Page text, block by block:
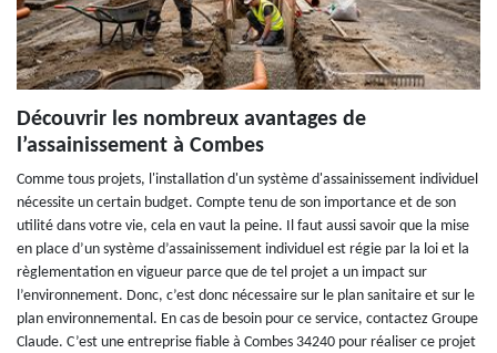
Découvrir les nombreux avantages de
l’assainissement à Combes
Comme tous projets, l'installation d'un système d'assainissement individuel
nécessite un certain budget. Compte tenu de son importance et de son
utilité dans votre vie, cela en vaut la peine. Il faut aussi savoir que la mise
en place d’un système d’assainissement individuel est régie par la loi et la
règlementation en vigueur parce que de tel projet a un impact sur
l’environnement. Donc, c’est donc nécessaire sur le plan sanitaire et sur le
plan environnemental. En cas de besoin pour ce service, contactez Groupe
Claude. C’est une entreprise fiable à Combes 34240 pour réaliser ce projet